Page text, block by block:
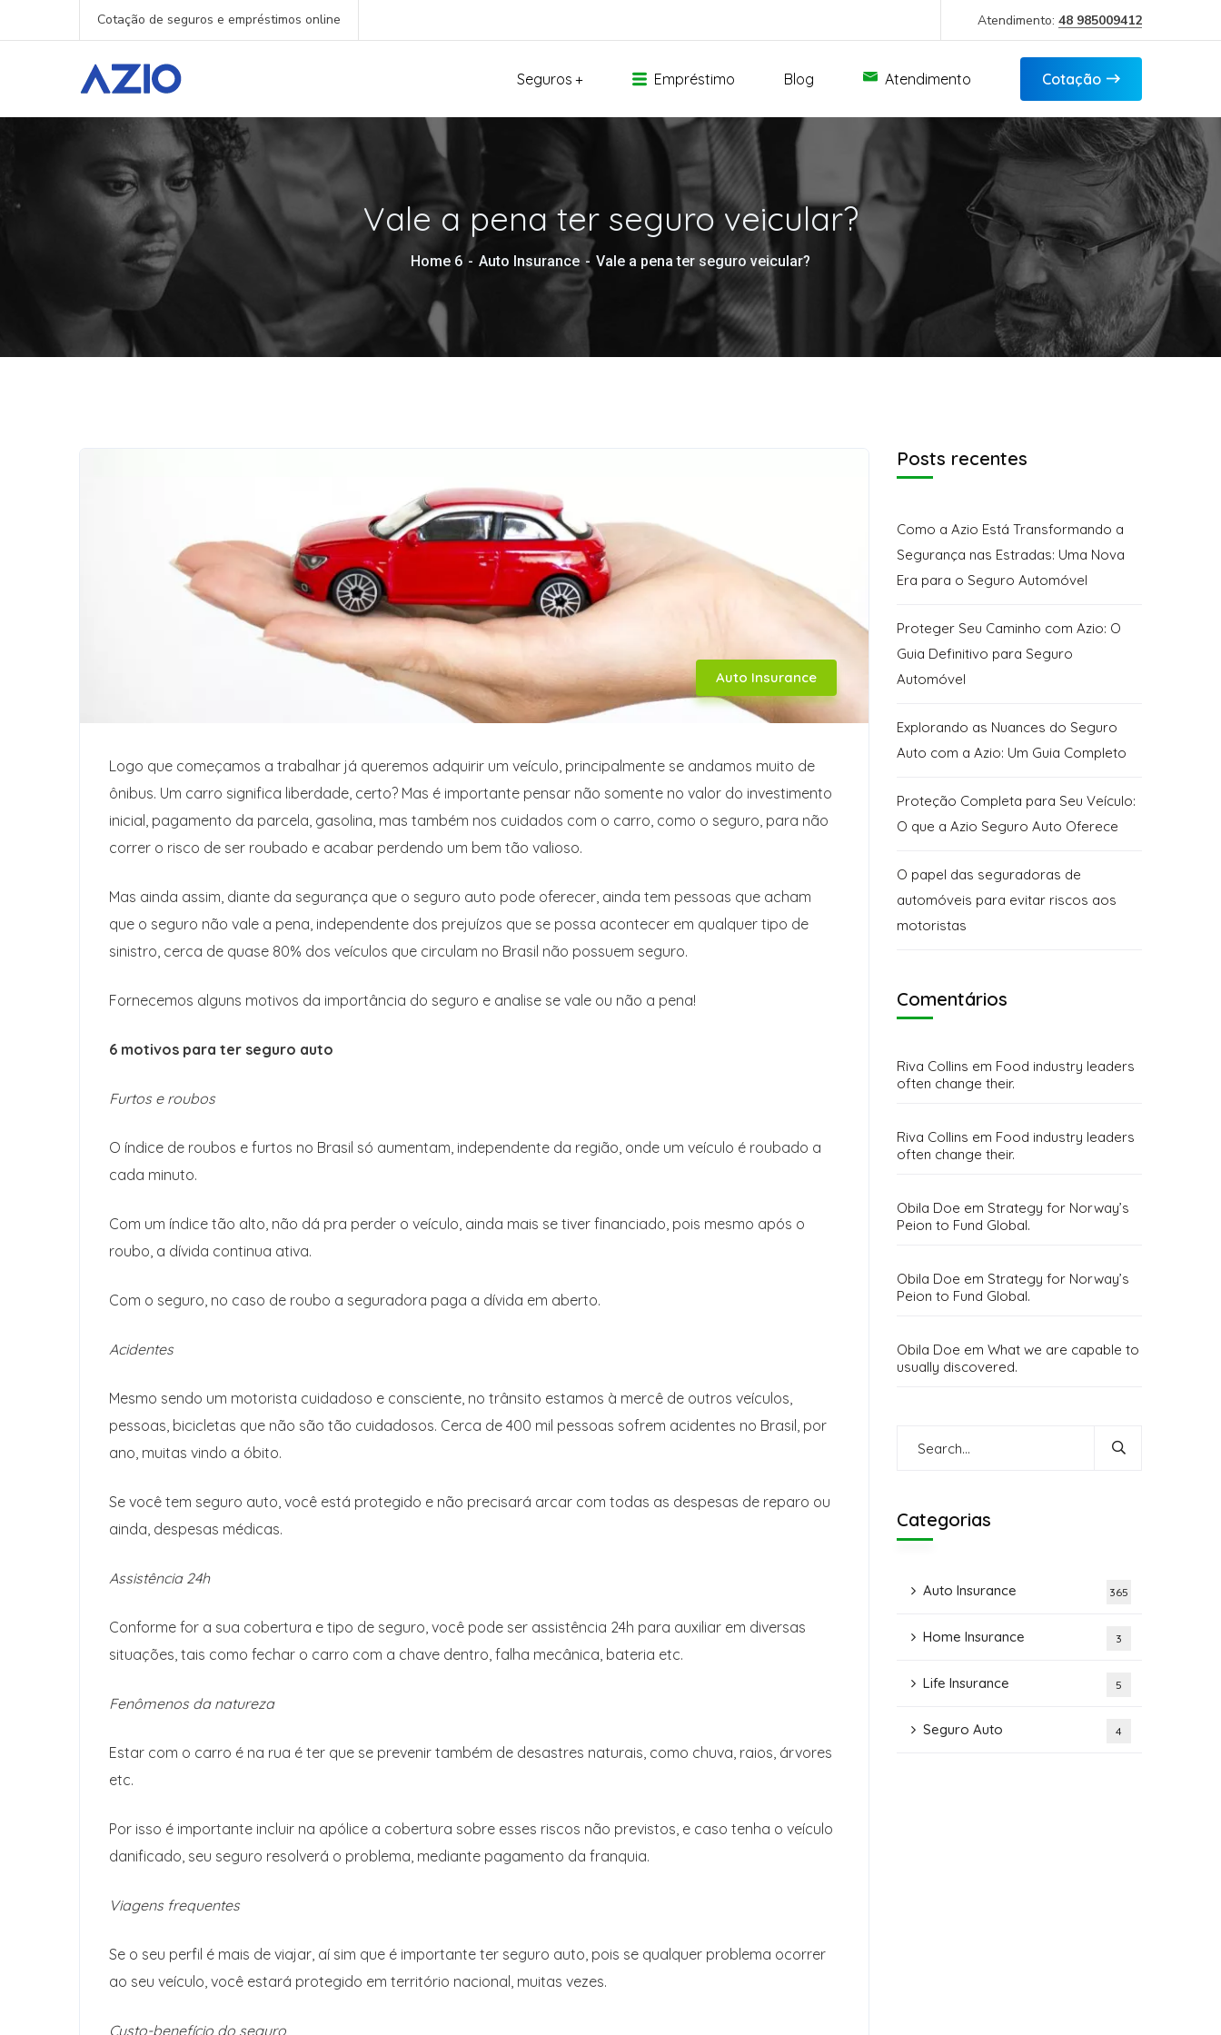
Cotação de seguros e empréstimos online Atendimento: 48 985009412
Seguros Empréstimo Blog Atendimento Cotação
Vale a pena ter seguro veicular?
Home 6 Auto Insurance Vale a pena ter seguro veicular?
Auto Insurance
Logo que começamos a trabalhar já queremos adquirir um veículo, principalmente se andamos muito de
ônibus. Um carro significa liberdade, certo? Mas é importante pensar não somente no valor do investimento
inicial, pagamento da parcela, gasolina, mas também nos cuidados com o carro, como o seguro, para não
correr o risco de ser roubado e acabar perdendo um bem tão valioso.
Mas ainda assim, diante da segurança que o seguro auto pode oferecer, ainda tem pessoas que acham
que o seguro não vale a pena, independente dos prejuízos que se possa acontecer em qualquer tipo de
sinistro, cerca de quase 80% dos veículos que circulam no Brasil não possuem seguro.
Fornecemos alguns motivos da importância do seguro e analise se vale ou não a pena!
6 motivos para ter seguro auto
Furtos e roubos
O índice de roubos e furtos no Brasil só aumentam, independente da região, onde um veículo é roubado a
cada minuto.
Com um índice tão alto, não dá pra perder o veículo, ainda mais se tiver financiado, pois mesmo após o
roubo, a dívida continua ativa.
Com o seguro, no caso de roubo a seguradora paga a dívida em aberto.
Acidentes
Mesmo sendo um motorista cuidadoso e consciente, no trânsito estamos à mercê de outros veículos,
pessoas, bicicletas que não são tão cuidadosos. Cerca de 400 mil pessoas sofrem acidentes no Brasil, por
ano, muitas vindo a óbito.
Se você tem seguro auto, você está protegido e não precisará arcar com todas as despesas de reparo ou
ainda, despesas médicas.
Assistência 24h
Conforme for a sua cobertura e tipo de seguro, você pode ser assistência 24h para auxiliar em diversas
situações, tais como fechar o carro com a chave dentro, falha mecânica, bateria etc.
Fenômenos da natureza
Estar com o carro é na rua é ter que se prevenir também de desastres naturais, como chuva, raios, árvores
etc.
Por isso é importante incluir na apólice a cobertura sobre esses riscos não previstos, e caso tenha o veículo
danificado, seu seguro resolverá o problema, mediante pagamento da franquia.
Viagens frequentes
Se o seu perfil é mais de viajar, aí sim que é importante ter seguro auto, pois se qualquer problema ocorrer
ao seu veículo, você estará protegido em território nacional, muitas vezes.
Custo-benefício do seguro
Posts recentes
Como a Azio Está Transformando a
Segurança nas Estradas: Uma Nova
Era para o Seguro Automóvel
Proteger Seu Caminho com Azio: O
Guia Definitivo para Seguro
Automóvel
Explorando as Nuances do Seguro
Auto com a Azio: Um Guia Completo
Proteção Completa para Seu Veículo:
O que a Azio Seguro Auto Oferece
O papel das seguradoras de
automóveis para evitar riscos aos
motoristas
Comentários
Riva Collins em Food industry leaders
often change their.
Riva Collins em Food industry leaders
often change their.
Obila Doe em Strategy for Norway’s
Peion to Fund Global.
Obila Doe em Strategy for Norway’s
Peion to Fund Global.
Obila Doe em What we are capable to
usually discovered.
Categorias
Auto Insurance 365
Home Insurance 3
Life Insurance 5
Seguro Auto 4